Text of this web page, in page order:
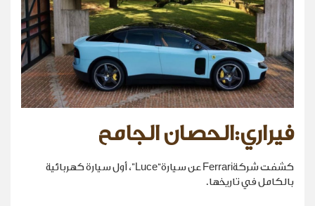
فيراري:الحصان الجامح
كشفت شركةFerrari عن سيارة“Luce”، أول سيارة كهربائية
بالكامل في تاريخها.